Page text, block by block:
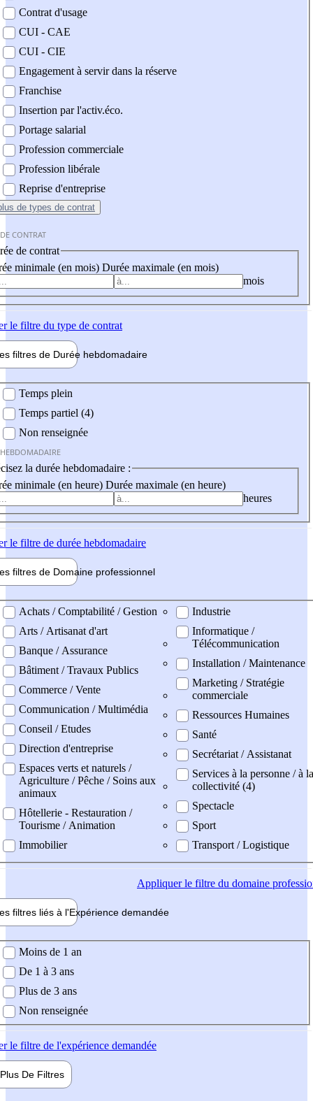
Contrat d'usage
CUI - CAE
CUI - CIE
Engagement à servir dans la réserve
Franchise
Insertion par l'activ.éco.
Portage salarial
Profession commerciale
Profession libérale
Reprise d'entreprise
de types de contrat
CONTRAT
de contrat
minimale (en mois) Durée maximale (en mois)
mois
le filtre du type de contrat
filtres de Durée hebdomadaire
Temps plein
Temps partiel (4)
Non renseignée
la durée hebdomadaire :
minimale (en heure) Durée maximale (en heure)
heures
le filtre de durée hebdomadaire
filtres de Domaine professionnel
professionel
Achats / Comptabilité / Gestion
Arts / Artisanat d'art
Banque / Assurance
Bâtiment / Travaux Publics
Commerce / Vente
Communication / Multimédia
Conseil / Etudes
Direction d'entreprise
Espaces verts et naturels /
Agriculture / Pêche / Soins aux
animaux
Hôtellerie - Restauration /
Tourisme / Animation
Immobilier
Industrie
Informatique /
Télécommunication
Installation / Maintenance
Marketing / Stratégie
commerciale
Ressources Humaines
Santé
Secrétariat / Assistanat
Services à la personne / à la
collectivité (4)
Spectacle
Sport
Transport / Logistique
Appliquerle filtre du domaine
filtres liés à l'Expérience demandée
demandée
Moins de 1 an
De 1 à 3 ans
Plus de 3 ans
Non renseignée
le filtre de l'expérience demandée
Plus De Filtres